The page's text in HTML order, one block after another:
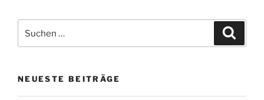
nach:
NEUESTE BEITRÄGE